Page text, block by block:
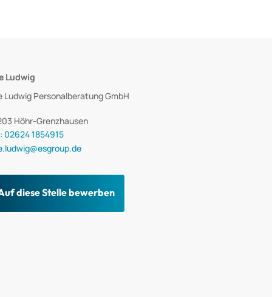
Ludwig
Ludwig Personalberatung GmbH
Höhr-Grenzhausen
02624 1854915
diese Stelle bewerben